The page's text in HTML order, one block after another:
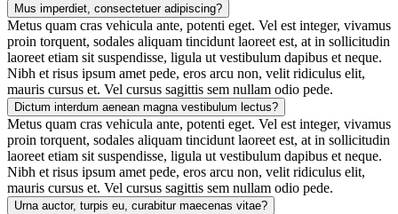
Mus imperdiet, consectetuer adipiscing?
Metus quam cras vehicula ante, potenti eget. Vel est integer, vivamus
proin torquent, sodales aliquam tincidunt laoreet est, at in sollicitudin
laoreet etiam sit suspendisse, ligula ut vestibulum dapibus et neque.
Nibh et risus ipsum amet pede, eros arcu non, velit ridiculus elit,
mauris cursus et. Vel cursus sagittis sem nullam odio pede.
Dictum interdum aenean magna vestibulum lectus?
Metus quam cras vehicula ante, potenti eget. Vel est integer, vivamus
proin torquent, sodales aliquam tincidunt laoreet est, at in sollicitudin
laoreet etiam sit suspendisse, ligula ut vestibulum dapibus et neque.
Nibh et risus ipsum amet pede, eros arcu non, velit ridiculus elit,
mauris cursus et. Vel cursus sagittis sem nullam odio pede.
Urna auctor, turpis eu, curabitur maecenas vitae?